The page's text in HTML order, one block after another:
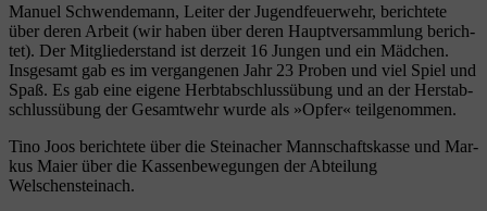
Manu­el Schwen­de­mann, Lei­ter der Jugend­feu­er­wehr, berich­te­te
über deren Arbeit (wir haben über deren Haupt­ver­samm­lung berich­
tet). Der Mit­glie­der­stand ist der­zeit 16 Jun­gen und ein Mäd­chen.
Ins­ge­samt gab es im ver­gan­ge­nen Jahr 23 Pro­ben und viel Spiel und
Spaß. Es gab eine eige­ne Herbt­ab­schluss­übung und an der Her­st­ab­
schluss­übung der Gesamt­wehr wur­de als »Opfer« teilgenommen.
Tino Joos berich­te­te über die Steinacher Mann­schafts­kas­se und Mar­
kus Mai­er über die Kas­sen­be­we­gun­gen der Abtei­lung
Welschensteinach.